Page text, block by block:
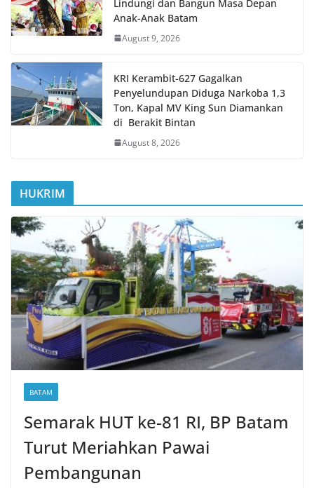
Lindungi dan Bangun Masa Depan
Anak-Anak Batam
August 9, 2026
KRI Kerambit-627 Gagalkan
Penyelundupan Diduga Narkoba 1,3
Ton, Kapal MV King Sun Diamankan
di Berakit Bintan
August 8, 2026
HUKRIM
BATAM
Semarak HUT ke-81 RI, BP Batam
Turut Meriahkan Pawai
Pembangunan